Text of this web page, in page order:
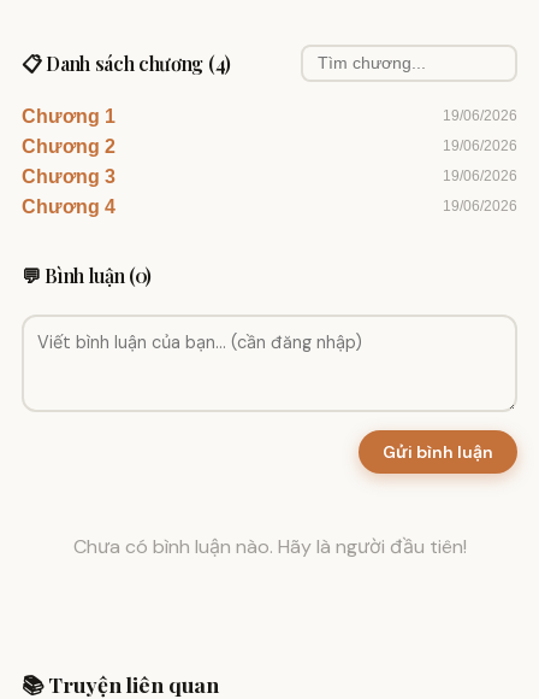
📋 Danh sách chương (4)
Chương 1 19/06/2026
Chương 2 19/06/2026
Chương 3 19/06/2026
Chương 4 19/06/2026
💬 Bình luận (0)
Gửi bình luận
Chưa có bình luận nào. Hãy là người đầu tiên!
📚 Truyện liên quan